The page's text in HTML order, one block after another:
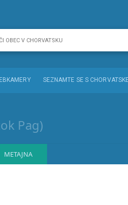
SEZNAMTE SE S
Pag)
METAJNA